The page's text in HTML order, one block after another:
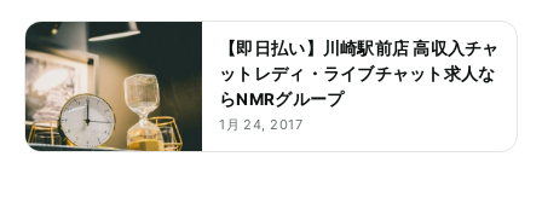
【即日払い】川崎駅前店 高収入チャ
ットレディ・ライブチャット求人な
らNMRグループ
1月 24, 2017